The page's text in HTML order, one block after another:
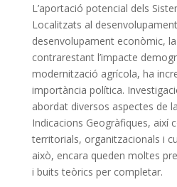
L’aportació potencial dels
Localitzats al
desenvolupament econòmic,
contrarestant l’impacte
modernització agrícola, ha
importància política.
abordat diversos aspectes de
Indicacions Geogràfiques, així
territorials, organitzacionals i
això, encara queden moltes
i buits teòrics per completar.